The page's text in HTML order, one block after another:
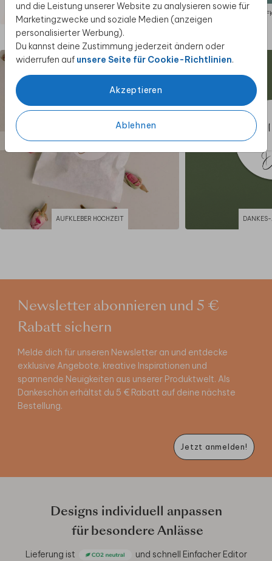
und die Leistung unserer Website zu analysieren sowie für
Marketingzwecke und soziale Medien (anzeigen
personalisierter Werbung).
Du kannst deine Zustimmung jederzeit ändern oder
widerrufen auf unsere Seite für Cookie-Richtlinien.
Akzeptieren
Ablehnen
Diese Produkte könnten dir auch gefallen
AUFKLEBER HOCHZEIT
Newsletter abonnieren und 5 €
Rabatt sichern
Melde dich für unseren Newsletter an und entdecke
exklusive Angebote, kreative Inspirationen und
spannende Neuigkeiten aus unserer Produktwelt. Als
Dankeschön erhältst du 5 € Rabatt auf deine nächste
Bestellung.
Jetzt anmelden!
Designs individuell anpassen
für besondere Anlässe
Lieferung ist und schnell Einfacher Editor